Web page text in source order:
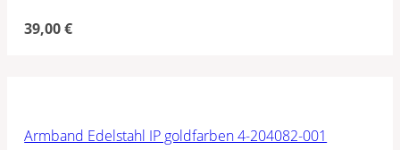
39,00€
Armband Edelstahl IP goldfarben 4-204082-001